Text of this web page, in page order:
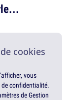
cookies
vous
de confidentialité.
de Gestion